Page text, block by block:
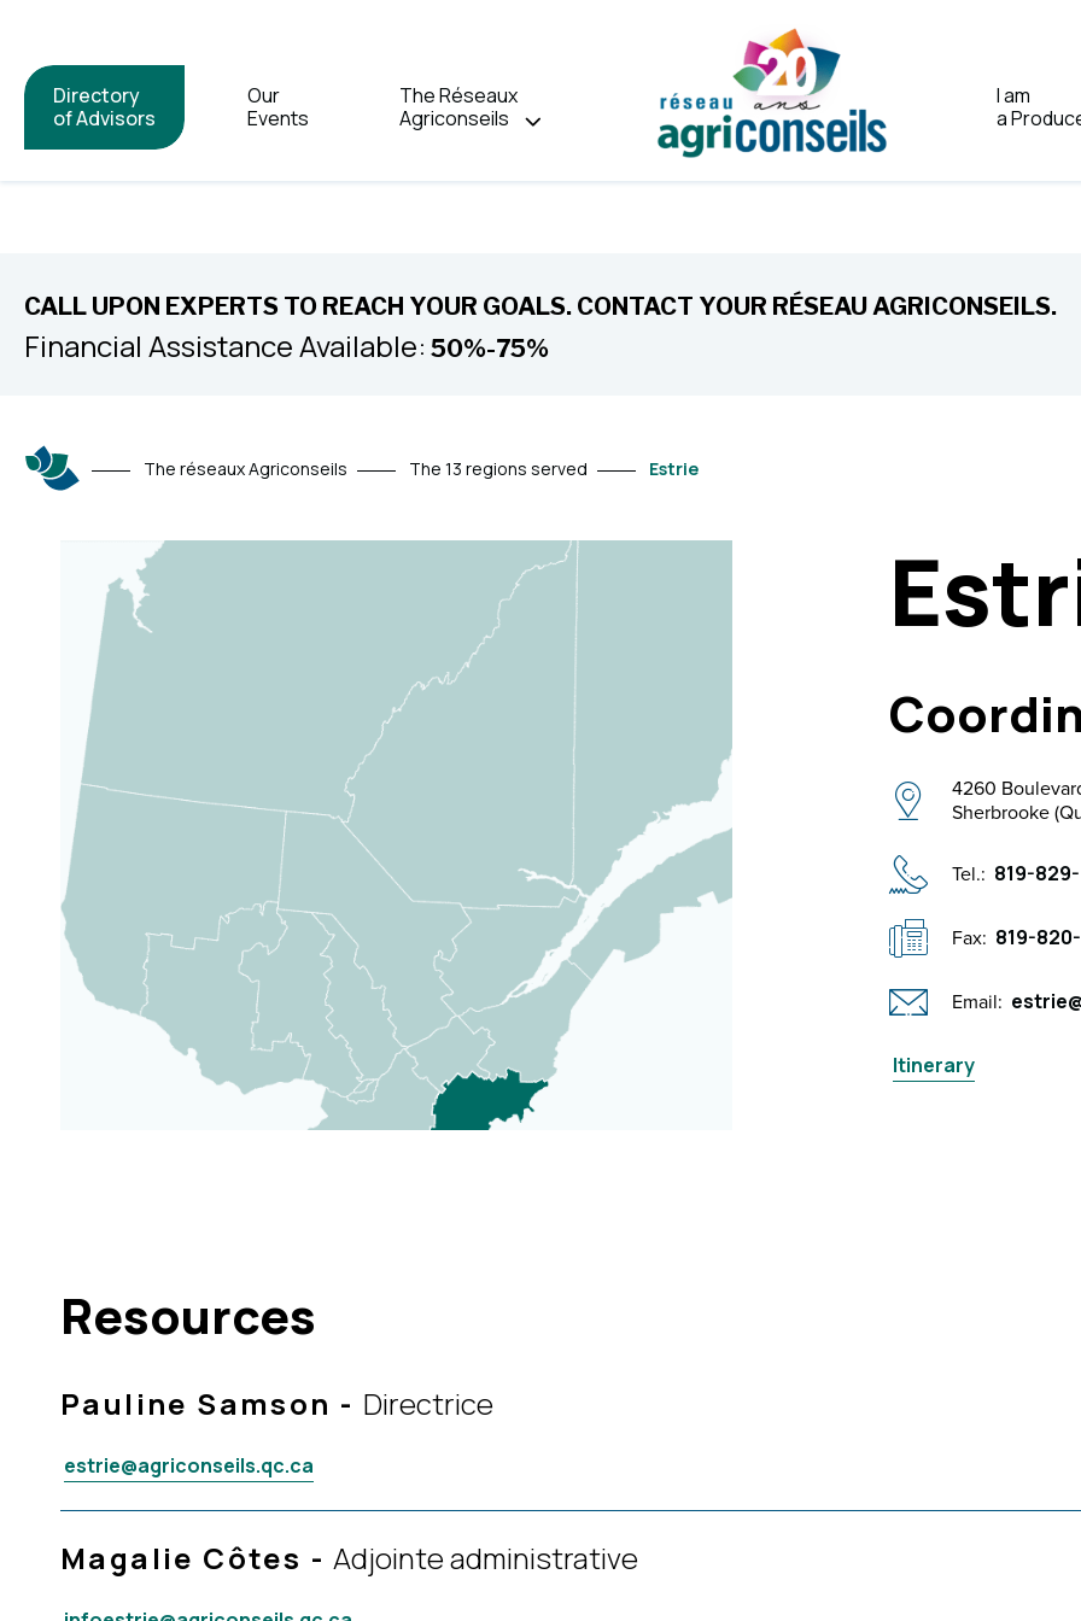
Directory
of Advisors
Our
Events
The Réseaux
Agriconseils
I am
a
CALL UPON EXPERTS TO REACH YOUR GOALS. CONTACT YOUR RÉSEAU AGRICONSEILS.
Financial Assistance Available: 50%-75%
The réseaux Agriconseils The 13 regions served Estrie
4260
Sherbrooke
Tel.: 819-
Fax: 819-
Email:
Itinerary
Resources
Pauline Samson - Directrice
estrie@agriconseils.qc.ca
Magalie Côtes - Adjointe administrative